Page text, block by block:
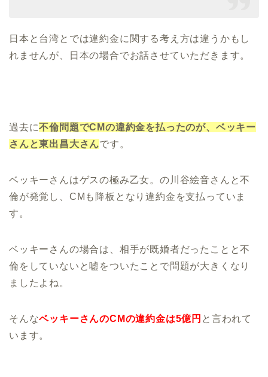
日本と台湾とでは違約金に関する考え方は違うかもし
れませんが、日本の場合でお話させていただきます。
過去に不倫問題でCMの違約金を払ったのが、ベッキー
さんと東出昌大さんです。
ベッキーさんはゲスの極み乙女。の川谷絵音さんと不
倫が発覚し、CMも降板となり違約金を支払っていま
す。
ベッキーさんの場合は、相手が既婚者だったことと不
倫をしていないと嘘をついたことで問題が大きくなり
ましたよね。
そんなベッキーさんのCMの違約金は5億円 と言われて
います。